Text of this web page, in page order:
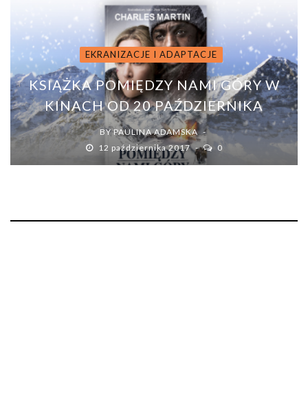
EKRANIZACJE I ADAPTACJE
KSIĄŻKA POMIĘDZY NAMI GÓRY W
KINACH OD 20 PAŹDZIERNIKA
BYPAULINA ADAMSKA
12 października 2017
0